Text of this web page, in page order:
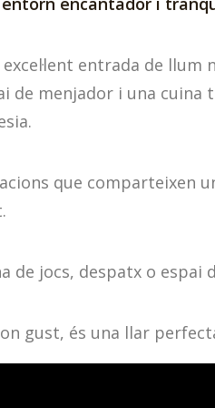
entrada de llum
menjador i una cuina
que comparteixen
de jocs, despatx o espai
gust, és una llar